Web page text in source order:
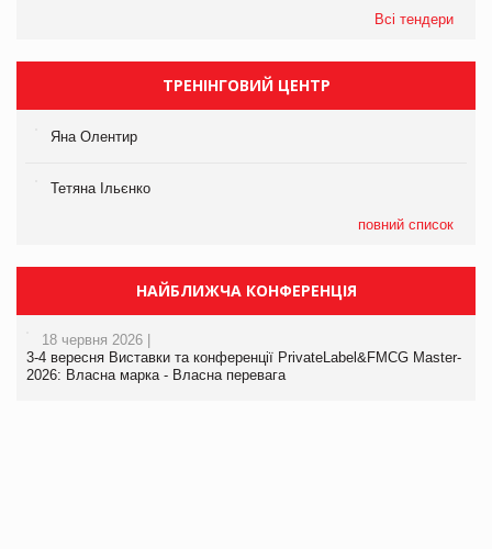
Всі тендери
ТРЕНІНГОВИЙ ЦЕНТР
Яна Олентир
Тетяна Ільєнко
повний список
НАЙБЛИЖЧА КОНФЕРЕНЦІЯ
18 червня 2026 |
3-4 вересня Виставки та конференції PrivateLabel&FMCG Master-
2026: Власна марка - Власна перевага